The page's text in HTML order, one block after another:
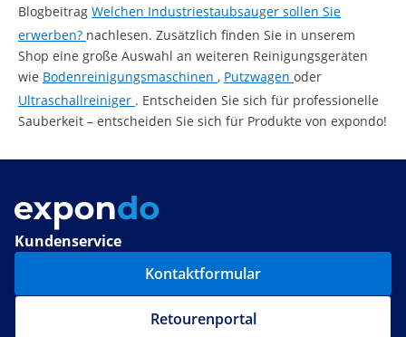
Blogbeitrag Welchen Industriestaubsauger sollen Sie
erwerben? nachlesen. Zusätzlich finden Sie in unserem
Shop eine große Auswahl an weiteren Reinigungsgeräten
wie Bodenreinigungsmaschinen , Putzwagen oder
Ultraschallreiniger . Entscheiden Sie sich für professionelle
Sauberkeit – entscheiden Sie sich für Produkte von expondo!
Kundenservice
Kontaktformular
Retourenportal